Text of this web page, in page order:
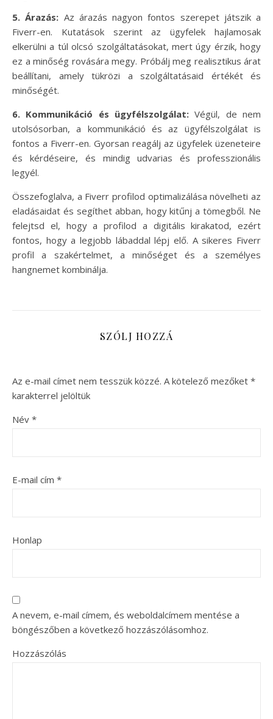
5. Árazás: Az árazás nagyon fontos szerepet játszik a
Fiverr-en. Kutatások szerint az ügyfelek hajlamosak
elkerülni a túl olcsó szolgáltatásokat, mert úgy érzik, hogy
ez a minőség rovására megy. Próbálj meg realisztikus árat
beállítani, amely tükrözi a szolgáltatásaid értékét és
minőségét.
6. Kommunikáció és ügyfélszolgálat: Végül, de nem
utolsósorban, a kommunikáció és az ügyfélszolgálat is
fontos a Fiverr-en. Gyorsan reagálj az ügyfelek üzeneteire
és kérdéseire, és mindig udvarias és professzionális
legyél.
Összefoglalva, a Fiverr profilod optimalizálása növelheti az
eladásaidat és segíthet abban, hogy kitűnj a tömegből. Ne
felejtsd el, hogy a profilod a digitális kirakatod, ezért
fontos, hogy a legjobb lábaddal lépj elő. A sikeres Fiverr
profil a szakértelmet, a minőséget és a személyes
hangnemet kombinálja.
SZÓLJ HOZZÁ
Az e-mail címet nem tesszük közzé. A kötelező mezőket *
karakterrel jelöltük
Név *
E-mail cím *
Honlap
A nevem, e-mail címem, és weboldalcímem mentése a
böngészőben a következő hozzászólásomhoz.
Hozzászólás